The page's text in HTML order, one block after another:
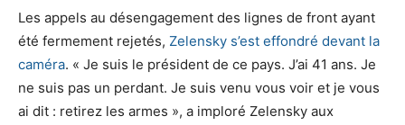
Les appels au désengagement des lignes de front ayant
été fermement rejetés, Zelensky s’est effondré devant la
caméra. « Je suis le président de ce pays. J’ai 41 ans. Je
ne suis pas un perdant. Je suis venu vous voir et je vous
ai dit : retirez les armes », a imploré Zelensky aux